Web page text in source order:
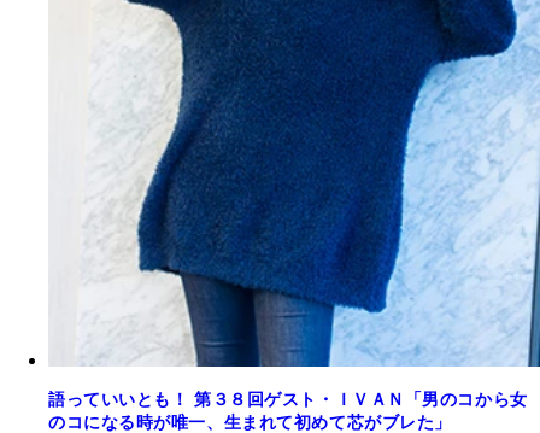
語っていいとも！ 第３８回ゲスト・ＩＶＡＮ「男のコから女
のコになる時が唯一、生まれて初めて芯がブレた」